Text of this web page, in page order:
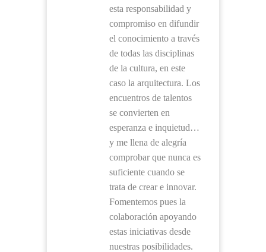
esta responsabilidad y
compromiso en difundir
el conocimiento a través
de todas las disciplinas
de la cultura, en este
caso la arquitectura. Los
encuentros de talentos
se convierten en
esperanza e inquietud…
y me llena de alegría
comprobar que nunca es
suficiente cuando se
trata de crear e innovar.
Fomentemos pues la
colaboración apoyando
estas iniciativas desde
nuestras posibilidades.